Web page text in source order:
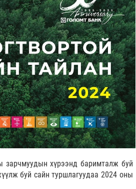
зарчмуудын хүрээнд баримталж буй
буй сайн туршлагуудаа 2024 оны